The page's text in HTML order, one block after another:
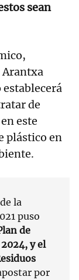
sean
de
este
plástico en
la
puso
de
y el
por